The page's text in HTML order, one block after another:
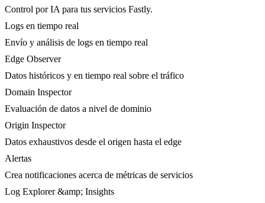
Control por IA para tus servicios Fastly.
Logs en tiempo real
Envío y análisis de logs en tiempo real
Edge Observer
Datos históricos y en tiempo real sobre el tráfico
Domain Inspector
Evaluación de datos a nivel de dominio
Origin Inspector
Datos exhaustivos desde el origen hasta el edge
Alertas
Crea notificaciones acerca de métricas de servicios
Log Explorer &amp; Insights